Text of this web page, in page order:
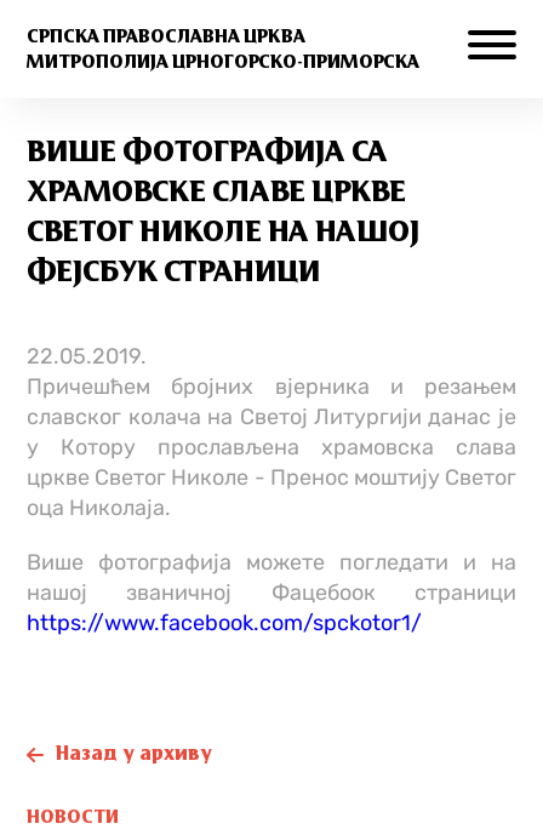
СРПСКА ПРАВОСЛАВНА ЦРКВА
МИТРОПОЛИЈА ЦРНОГОРСКО-ПРИМОРСКА
ВИШЕ ФОТОГРАФИЈА СА
ХРАМОВСКЕ СЛАВЕ ЦРКВЕ
СВЕТОГ НИКОЛЕ НА НАШОЈ
ФЕЈСБУК СТРАНИЦИ
22.05.2019.
Причешћем бројних вјерника и резањем
славског колача на Светој Литургији данас је
у Котору прослављена храмовска слава
цркве Светог Николе - Пренос моштију Светог
оца Николаја.
Више фотографија можете погледати и на
нашој званичној Фацебоок страници
https://www.facebook.com/spckotor1/
Назад у архиву
НОВОСТИ